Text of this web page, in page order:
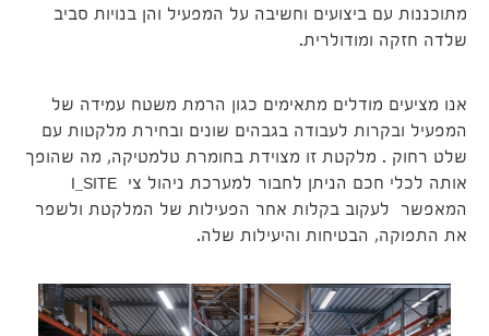
מתוכננות עם ביצועים וחשיבה על המפעיל והן בנויות סביב
שלדה חזקה ומודולרית.
אנו מציעים מודלים מתאימים כגון הרמת משטח עמידה של
המפעיל ובקרות לעבודה בגבהים שונים ובחירת מלקטות עם
שלט רחוק . מלקטת זו מצוידת בחומרת טלמטיקה, מה שהופך
המאפשר לעקוב בקלות אחר הפעילות של המלקטת ולשפר
את התפוקה, הבטיחות והיעילות שלה.